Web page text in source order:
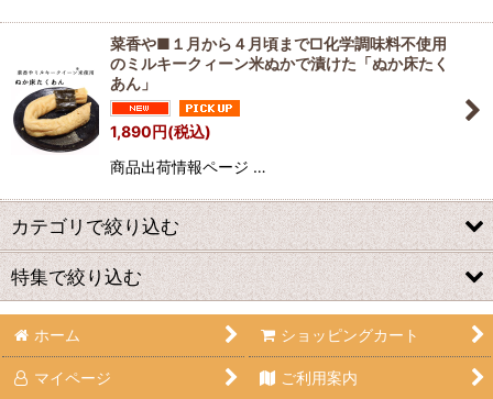
菜香や■１月から４月頃まで□化学調味料不使用
のミルキークィーン米ぬかで漬けた「ぬか床たく
あん」
1,890円(税込)
商品出荷情報ページ …
カテゴリで絞り込む
品種と栽培方法にこだわったミルキークイーン米ぬか床
品種と栽培方法にこだわったミルキークイーン米ぬか床の本格ぬ
か漬け
特集で絞り込む
大根
胡瓜
ホーム ショッピングカート
マイページ ご利用案内